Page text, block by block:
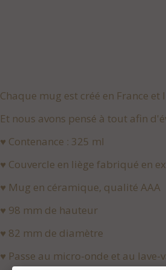
Chaque mug est créé en France
Et nous avons pensé à tout afin
♥ Contenance : 325 ml
♥ Couvercle en liège fabriqué en
♥ Mug en céramique, qualité AAA
♥ 98 mm de hauteur
♥ 82 mm de diamètre
♥ Passe au micro-onde et au lave-